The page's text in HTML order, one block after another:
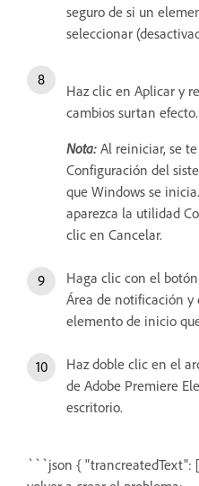
seguro de si un
seleccionar
Haz clic en Aplicar y
cambios surtan efecto.
Nota: Al reiniciar, se
Configuración del
que Windows se
aparezca la utilidad
clic en Cancelar.
Haga clic con el
Área de notificación y
elemento de inicio
Haz doble clic en el
de Adobe Premiere
escritorio.
```json { "trancreatedText":